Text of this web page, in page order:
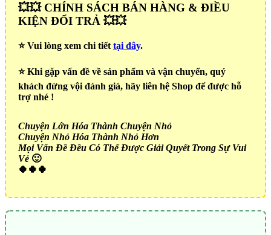
💥💥 CHÍNH SÁCH BÁN HÀNG & ĐIỀU
KIỆN ĐỔI TRẢ 💥💥
⭐️ Vui lòng xem chi tiết tại đây.
⭐️ Khi gặp vấn đề về sản phẩm và vận chuyển, quý
khách đừng vội đánh giá, hãy liên hệ Shop để được hỗ
trợ nhé !
Chuyện Lớn Hóa Thành Chuyện Nhỏ
Chuyện Nhỏ Hóa Thành Nhỏ Hơn
Mọi Vấn Đề Đều Có Thể Được Giải Quyết Trong Sự Vui
Vẻ 🙂
🍀🍀🍀